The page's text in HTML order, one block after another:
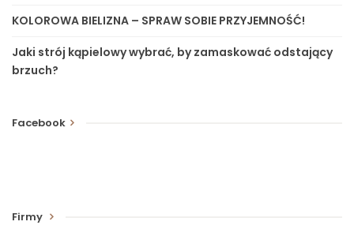
KOLOROWA BIELIZNA – SPRAW SOBIE PRZYJEMNOŚĆ!
Jaki strój kąpielowy wybrać, by zamaskować odstający
brzuch?
Facebook
Firmy